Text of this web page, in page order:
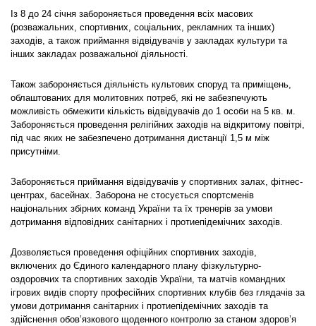
Із 8 до 24 січня забороняється проведення всіх масових
(розважальних, спортивних, соціальних, рекламних та інших)
заходів, а також приймання відвідувачів у закладах культури та
інших закладах розважальної діяльності.
Також забороняється діяльність культових споруд та приміщень,
облаштованих для молитовних потреб, які не забезпечують
можливість обмежити кількість відвідувачів до 1 особи на 5 кв. м.
Забороняється проведення релігійних заходів на відкритому повітрі,
під час яких не забезпечено дотримання дистанції 1,5 м між
присутніми.
Забороняється приймання відвідувачів у спортивних залах, фітнес-
центрах, басейнах. Заборона не стосується спортсменів
національних збірних команд України та їх тренерів за умови
дотримання відповідних санітарних і протиепідемічних заходів.
Дозволяється проведення офіційних спортивних заходів,
включених до Єдиного календарного плану фізкультурно-
оздоровчих та спортивних заходів України, та матчів командних
ігрових видів спорту професійних спортивних клубів без глядачів за
умови дотримання санітарних і протиепідемічних заходів та
здійснення обов’язкового щоденного контролю за станом здоров’я